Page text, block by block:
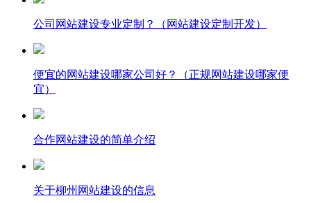
公司网站建设专业定制？（网站建设定制开发）
便宜的网站建设哪家公司好？（正规网站建设哪家便
宜）
合作网站建设的简单介绍
关于柳州网站建设的信息